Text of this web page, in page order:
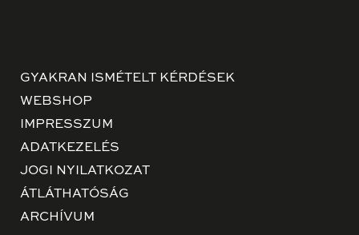
GYAKRAN ISMÉTELT KÉRDÉSEK
WEBSHOP
IMPRESSZUM
ADATKEZELÉS
JOGI NYILATKOZAT
ÁTLÁTHATÓSÁG
ARCHÍVUM